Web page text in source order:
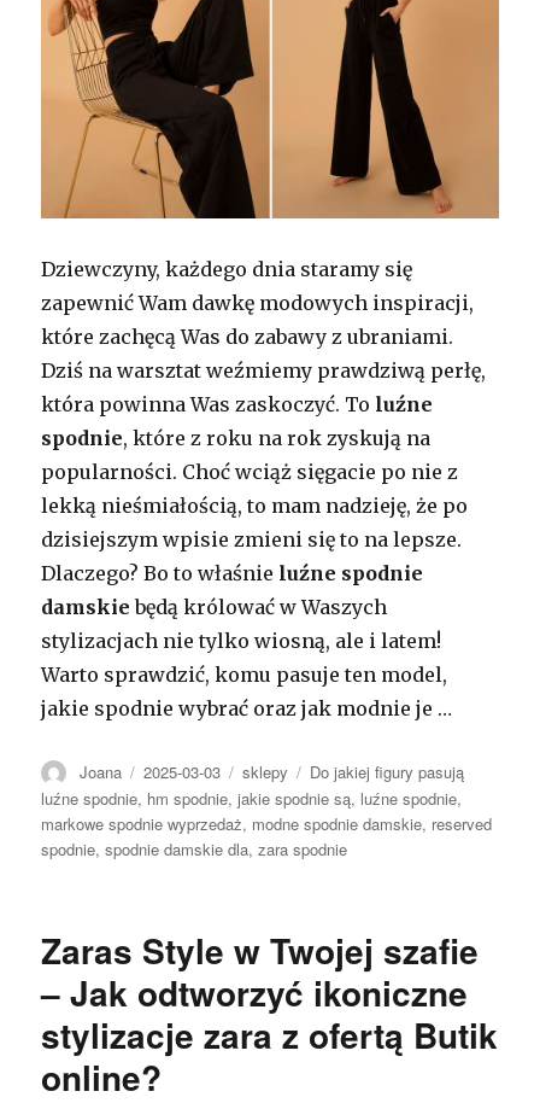
Dziewczyny, każdego dnia staramy się
zapewnić Wam dawkę modowych inspiracji,
które zachęcą Was do zabawy z ubraniami.
Dziś na warsztat weźmiemy prawdziwą perłę,
która powinna Was zaskoczyć. To luźne
spodnie, które z roku na rok zyskują na
popularności. Choć wciąż sięgacie po nie z
lekką nieśmiałością, to mam nadzieję, że po
dzisiejszym wpisie zmieni się to na lepsze.
Dlaczego? Bo to właśnie luźne spodnie
damskie będą królować w Waszych
stylizacjach nie tylko wiosną, ale i latem!
Warto sprawdzić, komu pasuje ten model,
jakie spodnie wybrać oraz jak modnie je …
Autor
Joana Opublikowano
2025-03-03 Kategorie
sklepy Tagi
Do jakiej figury pasują
luźne spodnie, hm spodnie,jakie spodnie są, luźne spodnie,
markowe spodnie wyprzedaż, modne spodnie damskie, reserved
spodnie,spodnie damskie dla,zara spodnie
Zaras Style w Twojej szafie
– Jak odtworzyć ikoniczne
stylizacje zara z ofertą Butik
online?